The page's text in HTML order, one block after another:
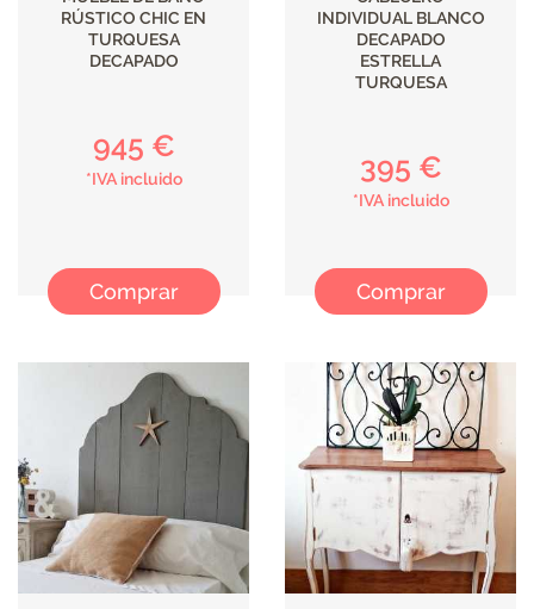
RÚSTICO CHIC EN
TURQUESA
DECAPADO
945 €
*IVA incluido
Comprar
INDIVIDUAL BLANCO
DECAPADO
ESTRELLA
TURQUESA
395 €
*IVA incluido
Comprar